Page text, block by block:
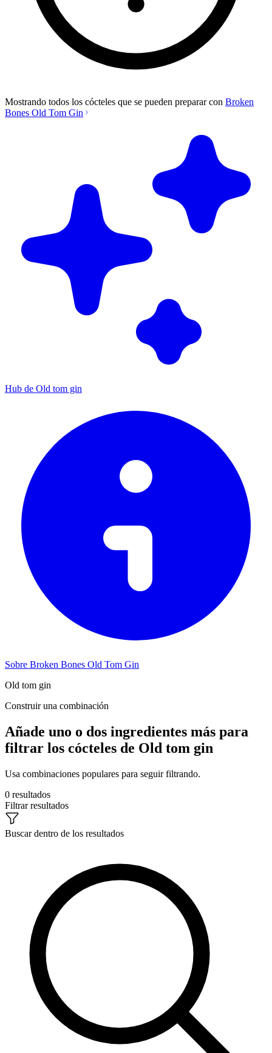
Mostrando todos los cócteles que se pueden preparar con Broken
Bones Old Tom Gin
Hub de Old tom gin
Sobre Broken Bones Old Tom Gin
Old tom gin
Construir una combinación
Añade uno o dos ingredientes más para
filtrar los cócteles de Old tom gin
Usa combinaciones populares para seguir filtrando.
0 resultados
Filtrar resultados
Buscar dentro de los resultados